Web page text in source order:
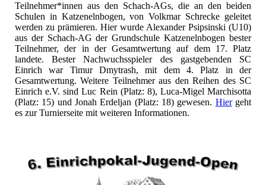
Teilnehmer*innen aus den Schach-AGs, die an den beiden
Schulen in Katzenelnbogen, von Volkmar Schrecke geleitet
werden zu prämieren. Hier wurde Alexander Psipsinski (U10)
aus der Schach-AG der Grundschule Katzenelnbogen bester
Teilnehmer, der in der Gesamtwertung auf dem 17. Platz
landete. Bester Nachwuchsspieler des gastgebenden SC
Einrich war Timur Dmytrash, mit dem 4. Platz in der
Gesamtwertung. Weitere Teilnehmer aus den Reihen des SC
Einrich e.V. sind Luc Rein (Platz: 8), Luca-Migel Marchisotta
(Platz: 15) und Jonah Erdeljan (Platz: 18) gewesen. Hiergeht
es zur Turnierseite mit weiteren Informationen.